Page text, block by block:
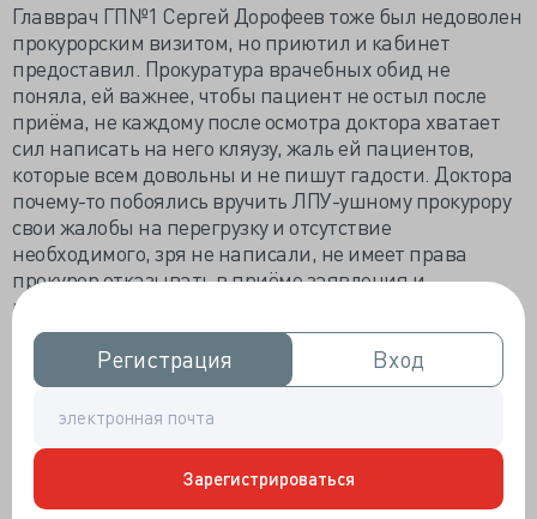
Регистрация
Регистрация Вход
Вход
Зарегистрироваться
Главврач ГП№1 Сергей Дорофеев тоже был недоволен
прокурорским визитом, но приютил и кабинет
предоставил. Прокуратура врачебных обид не
поняла, ей важнее, чтобы пациент не остыл после
приёма, не каждому после осмотра доктора хватает
сил написать на него кляузу, жаль ей пациентов,
которые всем довольны и не пишут гадости. Доктора
почему-то побоялись вручить ЛПУ-ушному прокурору
свои жалобы на перегрузку и отсутствие
необходимого, зря не написали, не имеет права
прокурор отказывать в приёме заявления и
проведении проверки «по факту».
В унисон с прокурорскими ФФОМС подсчитал
недоработки и лечебно-диагностические недостатки,
громко обозначенные «врачебными ошибками», в
историях болезни 490.9 тысяч умерших в процессе
оказания медпомощи. Пришлось сразу же отложить
документы на 60.2 тысячи, не прошедших аутопсии. В
документации на оставшихся 417 тысяч обнаружено